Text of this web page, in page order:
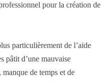
pour la création de
particulièrement de l’aide
pâtit d’une mauvaise
de temps et de